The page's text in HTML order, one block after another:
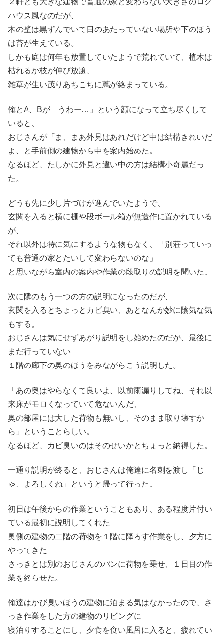
２軒とも大きな建物で普通の家と変わらない大きさのログ
ハウス風なのだが、
木の壁は黒ずんでいて日のあたっていない場所や下のほう
は苔が生えている。
しかも庭は何年も放置していたようで荒れていて、植木は
枯れるか枝が伸び放題、
雑草が生い茂りあちこちに蔦が絡まっている。
俺とA、Bが「うわー…」という顔になって立ち尽くして
いると、
おじさんが「ま、まあ外見はあれだけど中は結構きれいだ
よ、と手前側の建物から中を案内始めた。
なるほど、たしかに外見と違い中の方は結構小奇麗だっ
た。
どうも先に少し片づけが進んでいたようで、
玄関を入ると横に棚や段ボール箱が無造作に置かれている
が、
それ以外は特に気にするような物もなく、「別荘っていっ
ても普通の家とたいして変わらないのな」
と思いながら室内の案内や作業の段取りの説明を聞いた。
次に隣のもう一つの方の説明になったのだが、
玄関を入るとちょっとカビ臭い、あとなんか妙に陰気な気
もする。
おじさんは気にせずあがり説明をし始めたのだが、最後に
まだ行っていない
１階の廊下の奥のほうをみながらこう説明した。
「あの奥はやらなくて良いよ、以前雨漏りしてね、それ以
来床がモロくなっていて危ないんだ、
奥の部屋には大した荷物も無いし、そのまま取り壊すか
ら」ということらしい。
なるほど、カビ臭いのはそのせいかとちょっと納得した。
一通り説明が終ると、おじさんは俺達に名刺を渡し「じ
ゃ、よろしくね」というと帰って行った。
初日は午後からの作業ということもあり、ある程度片付い
ている最初に説明してくれた
奥側の建物の二階の荷物を１階に降ろす作業をし、夕方に
やってきた
さっきとは別のおじさんのバンに荷物を乗せ、１日目の作
業を終らせた。
俺達はかび臭いほうの建物に泊まる気はなかったので、さ
っき作業をした方の建物のリビングに
寝泊りすることにし、夕食を食い風呂に入ると、疲れてい